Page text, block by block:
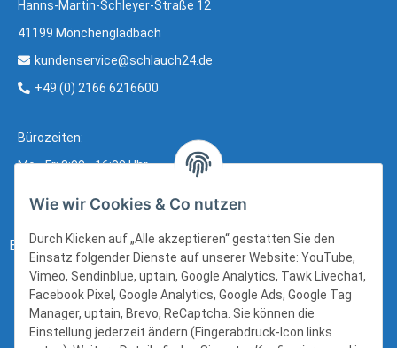
Hanns-Martin-Schleyer-Straße 12
41199 Mönchengladbach
kundenservice@schlauch24.de
+49 (0) 2166 6216600
Bürozeiten:
Mo - Fr: 8:00 - 16:00 Uhr
Bezahlung:
Wie wir Cookies & Co nutzen
Durch Klicken auf „Alle akzeptieren“ gestatten Sie den
Einsatz folgender Dienste auf unserer Website: YouTube,
Vimeo, Sendinblue, uptain, Google Analytics, Tawk Livechat,
Facebook Pixel, Google Analytics, Google Ads, Google Tag
Manager, uptain, Brevo, ReCaptcha. Sie können die
Einstellung jederzeit ändern (Fingerabdruck-Icon links